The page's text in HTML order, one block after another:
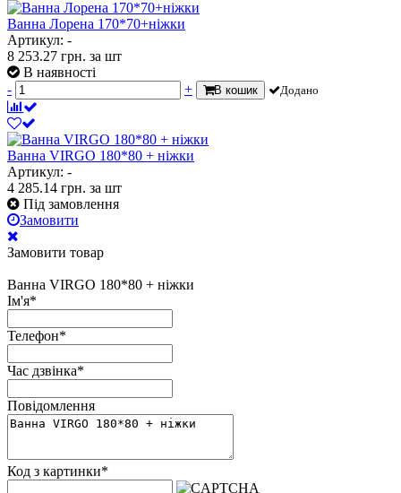
Ванна Лорена 170*70+ніжки
Артикул: -
8 253.27 грн. за шт
В наявності
-
+ В кошик Додано
Ванна VIRGO 180*80 + ніжки
Артикул: -
4 285.14 грн. за шт
Під замовлення
Замовити
Замовити товар
Ванна VIRGO 180*80 + ніжки
Ім'я*
Телефон*
Час дзвінка*
Повідомлення
Код з картинки*